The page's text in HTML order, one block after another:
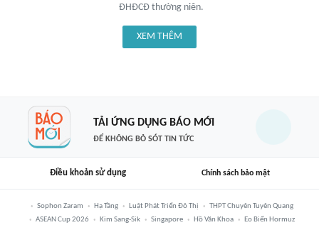
ĐHĐCĐ thường niên.
XEM THÊM
TẢI ỨNG DỤNG BÁO MỚI
ĐỂ KHÔNG BỎ SÓT TIN TỨC
Điều khoản sử dụng Chính sách bảo mật
Sophon Zaram Hạ Tầng Luật Phát Triển Đô Thị
THPT Chuyên Tuyên Quang
ASEAN Cup 2026
Kim Sang-Sik Singapore Hồ Văn Khoa
Eo Biển Hormuz